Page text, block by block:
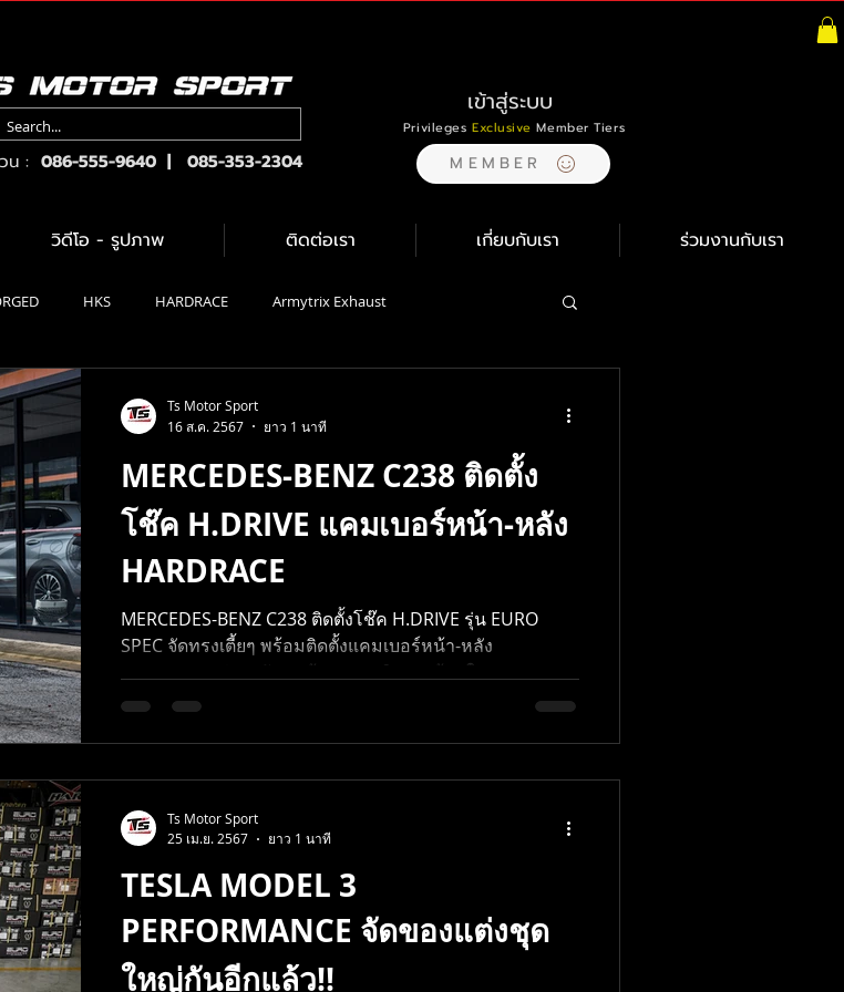
เข้าสู่ระบบ
Privileges Exclusive Member Tiers
น : 086-555-9640 | 085-353-2304 MEMBER
วิดีโอ - รูปภาพ ติดต่อเรา เกี่ยบกับเรา ร่วมงานกับเรา
HKS HARDRACE Armytrix Exhaust
On Air Suspension
Pirelli Toyo tires Mobil1 Giti Bridgestone
ENKEI H.DRIVE ECO SPEC STEEL MATE
MERCEDES-BENZ C238 ติดตั้ง
โช๊ค H.DRIVE แคมเบอร์หน้า-หลัง
HARDRACE
MERCEDES-BENZ C238 ติดตั้งโช๊ค H.DRIVE รุ่น EURO
SPEC จัดทรงเตี้ยๆ พร้อมติดตั้งแคมเบอร์หน้า-หลัง
HARDRACE ช่วยปรับมุมล้อลดการกินยางด้านใน
Ts Motor Sport
16 ส.ค. 2567
ยาว 1 นาที
TESLA MODEL 3
PERFORMANCE จัดของแต่งชุด
ใหญ่กันอีกแล้ว!!
Ts Motor Sport
25 เม.ย. 2567
ยาว 1 นาที